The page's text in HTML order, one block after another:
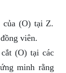
của (O) tại Z.
viên.
(O) tại các
minh rằng